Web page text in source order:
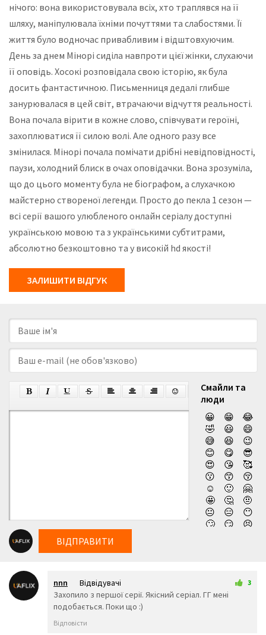
нічого: вона використовувала всіх, хто траплявся на її
шляху, маніпулювала їхніми почуттями та слабостями. Її
життя було водночас привабливим і відштовхуючим.
День за днем Мінорі сиділа навпроти цієї жінки, слухаючи
її оповідь. Хосокі розповідала свою історію, як була
досить фантастичною. Письменниця дедалі глибше
занурювалася в цей світ, втрачаючи відчуття реальності.
Вона почала вірити в кожне слово, співчувати героїні,
захоплюватися її силою волі. Але одного разу все
змінилася. Мінорі почала помічати дрібні невідповідності,
паузи, холодний блиск в очах оповідачки. Вона зрозуміла,
що до цього моменту була не біографом, а слухачкою
майстерно створеної легенди. Просто до пекла 1 сезон —
всі серії вашого улюбленого онлайн серіалу доступні
українською мовою та з українськими субтитрами,
абсолютно безкоштовно та у високій hd якості!
ЗАЛИШИТИ ВІДГУК
Смайли та
люди
😀
😁
😂
🤣
😃
😄
😅
😆
😉
😊
😋
😎
😍
😘
🥰
😗
😙
😚
☺️
🙂
🤗
🤩
🤔
🤨
😐
😑
😶
🙄
😏
😣
😔
😕
🙃
ВІДПРАВИТИ
nnn
Відвідувачі
15 трав 2026 15:51
3
Захопило з першої серії. Якісний серіал. ГГ мені
подобається. Поки що :)
Відповісти